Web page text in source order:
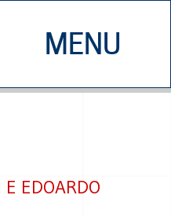
MENU
CHI SIAMO
EDOARDO